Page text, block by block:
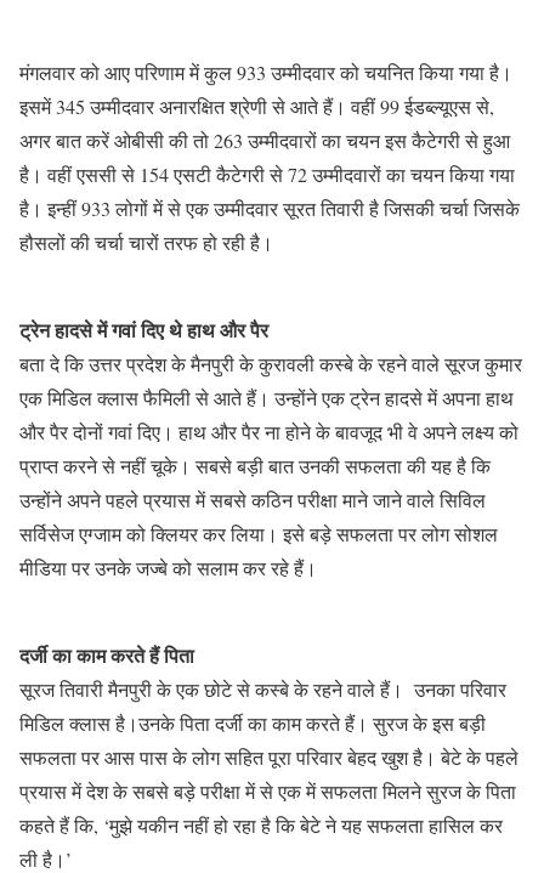
मंगलवार को आए परिणाम में कुल 933 उम्मीदवार को चयनित किया गया है।
इसमें 345 उम्मीदवार अनारक्षित श्रेणी से आते हैं। वहीं 99 ईडब्ल्यूएस से,
अगर बात करें ओबीसी की तो 263 उम्मीदवारों का चयन इस कैटेगरी से हुआ
है। वहीं एससी से 154 एसटी कैटेगरी से 72 उम्मीदवारों का चयन किया गया
है। इन्हीं 933 लोगों में से एक उम्मीदवार सूरत तिवारी है जिसकी चर्चा जिसके
हौसलों की चर्चा चारों तरफ हो रही है।
ट्रेन हादसे में गवां दिए थे हाथ और पैर
बता दे कि उत्तर प्रदेश के मैनपुरी के कुरावली कस्बे के रहने वाले सूरज कुमार
एक मिडिल क्लास फैमिली से आते हैं। उन्होंने एक ट्रेन हादसे में अपना हाथ
और पैर दोनों गवां दिए। हाथ और पैर ना होने के बावजूद भी वे अपने लक्ष्य को
प्राप्त करने से नहीं चूके। सबसे बड़ी बात उनकी सफलता की यह है कि
उन्होंने अपने पहले प्रयास में सबसे कठिन परीक्षा माने जाने वाले सिविल
सर्विसेज एग्जाम को क्लियर कर लिया। इसे बड़े सफलता पर लोग सोशल
मीडिया पर उनके जज्बे को सलाम कर रहे हैं।
दर्जी का काम करते हैं पिता
सूरज तिवारी मैनपुरी के एक छोटे से कस्बे के रहने वाले हैं। उनका परिवार
मिडिल क्लास है।उनके पिता दर्जी का काम करते हैं। सुरज के इस बड़ी
सफलता पर आस पास के लोग सहित पूरा परिवार बेहद खुश है। बेटे के पहले
प्रयास में देश के सबसे बड़े परीक्षा में से एक में सफलता मिलने सुरज के पिता
कहते हैं कि, ‘मुझे यकीन नहीं हो रहा है कि बेटे ने यह सफलता हासिल कर
ली है।’